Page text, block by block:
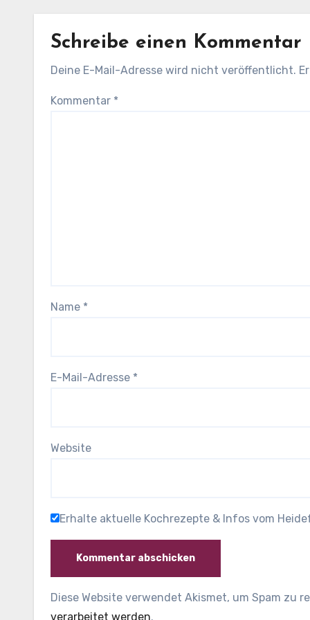
Schreibe einen Kommentar
Deine E-Mail-Adresse wird nicht veröffentlicht.
Kommentar *
Name *
E-Mail-Adresse *
Website
Erhalte aktuelle Kochrezepte & Infos vom
Diese Website verwendet Akismet, um Spam zu
verarbeitet werden.